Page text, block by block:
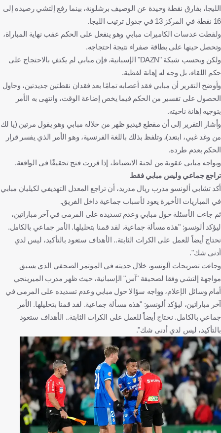
فرنسا
كرة قدم
الليجا، بفارق نقطة وحيدة عن الوصيف برشلونة، بينما رفع إلتشي رصيده إلى
16 نقطة في المركز 13 في جدول ترتيب الليجا.
ولقطت عدسات الكاميرات مبابي وهو ينفعل على الحكم عقب نهاية المباراة،
وتحصل حينها على بطاقة صفراء نتيجة احتجاجه.
ولكن وبحسب شبكة "DAZN" الإسبانية، فإن مبابي لم يكتفِ بالاحتجاج على
حكم اللقاء، بل وجه له إهانة لفظية.
وأوضح التقرير أن مبابي فقد أعصابه تمامًا بعد فقدان نقطتين جديدتين، وحاول
الحصول على تفسير من الحكم فيما يخص إضاعة الوقت، وانتهى به الأمر
بتوجيه إهانة ناحيته.
وأشار التقرير إلى أن مقطع فيديو ظهر من خلاله مبابي وهو يقول مرتين (يا لك
من وغد غبي، ابتعد)، وتلفظ بذلك باللغة الفرنسية، وهو الأمر الذي يفسر قرار
الحكم بعدم طرده.
ويواجه مبابي عقوبة من لجنة الانضباط، إذا قررت فتح تحقيقًا في الواقعة.
تراجع جماعي وليس مبابي فقط
أكد تشابي ألونسو مدرب ريال مدريد، أن تراجع المعدل التهديفي لكيليان مبابي
في المباريات الأخيرة يعود لأسباب جماعية داخل الفريق.
ثم جاءت الأسئلة حول مبابي وعدم تسديده على المرمى في آخر مباراتين،
ليؤكد ألونسو: "هذه مسألة جماعية. لقد قمنا بتحليلها. الأمر جماعي بالكامل.
نحتاج أيضاً للعمل على الكرات الثابتة.. الأهداف ستعود بالتأكيد، ليس لدي
أدنى شك".
وجاءت تصريحات ألونسو، خلال حديثه في المؤتمر الصحفي الذي يسبق
مواجهة إلتشي وفقا لصحيفة "آس" الإسبانية، حيث ظهر مدرب الميرينجي
أمام وسائل الإعلام، وواجه سؤالا حول مبابي وعدم تسديده على المرمى في
آخر مباراتين، ليؤكد ألونسو: "هذه مسألة جماعية. لقد قمنا بتحليلها. الأمر
جماعي بالكامل. نحتاج أيضاً للعمل على الكرات الثابتة.. الأهداف ستعود
بالتأكيد، ليس لدي أدنى شك".